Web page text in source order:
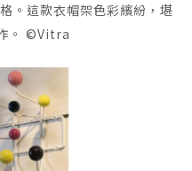
。這款衣帽架色彩繽紛，堪
。 ©Vitra